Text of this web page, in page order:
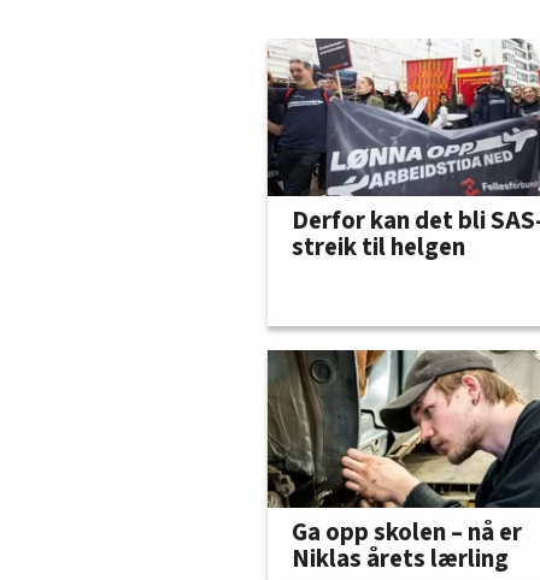
Derfor kan det bli
streik til helgen
Ga opp skolen – nå er
Niklas årets lærling